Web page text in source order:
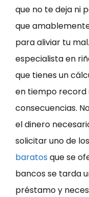
que no te deja ni
que
para aliviar tu
especialista en
que tienes un
en tiempo record
consecuencias.
el dinero
solicitar uno de los
baratos que se
bancos se tarda
préstamo y